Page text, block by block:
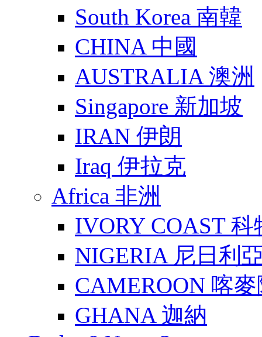
South Korea 南韓
CHINA 中國
AUSTRALIA 澳洲
Singapore 新加坡
IRAN 伊朗
Iraq 伊拉克
Africa 非洲
IVORY COAST 科
NIGERIA 尼日利
CAMEROON 喀
GHANA 迦納